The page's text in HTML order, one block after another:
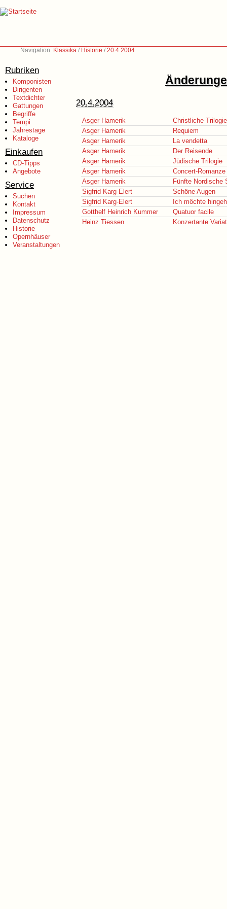
Navigation: Klassika / Historie /20.4.2004
Rubriken
Komponisten
Dirigenten
Textdichter
Gattungen
Begriffe
Tempi
Jahrestage
Kataloge
Einkaufen
CD-Tipps
Angebote
Service
Suchen
Kontakt
Impressum
Datenschutz
Historie
Opernhäuser
Veranstaltungen
20.4.2004
Asger Hamerik
Christliche Trilogie
Asger Hamerik
Requiem
Asger Hamerik
La vendetta
Asger Hamerik
Der Reisende
Asger Hamerik
Jüdische Trilogie
Asger Hamerik
Concert-Romanze
Asger Hamerik
Fünfte Nordische
Sigfrid Karg-Elert
Schöne Augen
Sigfrid Karg-Elert
Ich möchte
Gotthelf Heinrich Kummer
Quatuor facile
Heinz Tiessen
Konzertante